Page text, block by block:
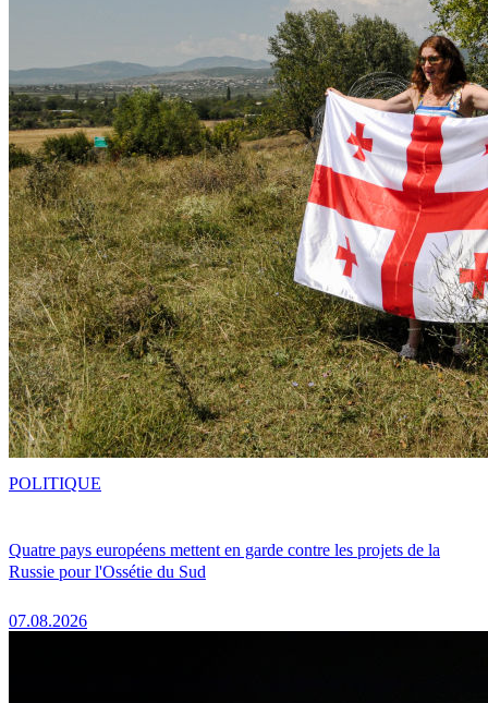
Quatre pays européens mettent en garde contre les projets de la
Russie pour l'Ossétie du Sud
07.08.2026
POLITIQUE